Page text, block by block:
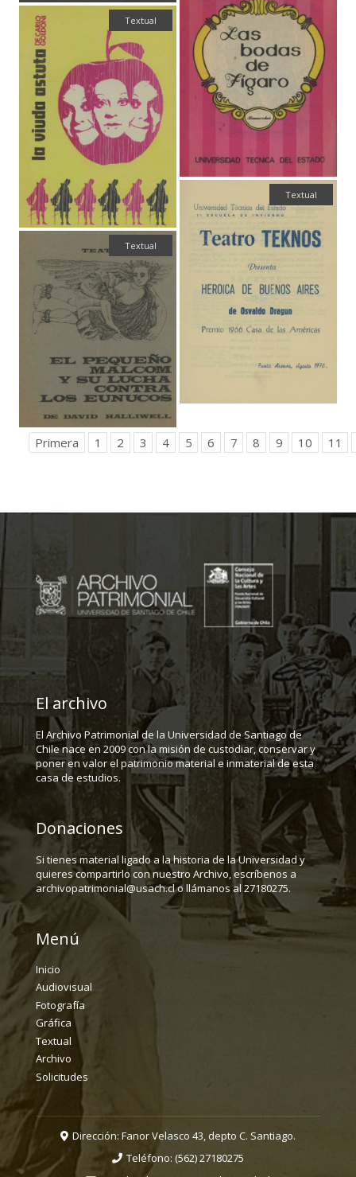
Textual
Textual
Textual
Primera 1 2 3 4 5 6 7 8 9 10 11
El archivo
El Archivo Patrimonial de la Universidad de Santiago de
Chile nace en 2009 con la misión de custodiar, conservar y
poner en valor el patrimonio material e inmaterial de esta
casa de estudios.
Donaciones
Si tienes material ligado a la historia de la Universidad y
quieres compartirlo con nuestro Archivo, escríbenos a
archivopatrimonial@usach.cl o llámanos al 27180275.
Menú
Inicio
Audiovisual
Fotografía
Gráfica
Textual
Archivo
Solicitudes
Dirección: Fanor Velasco 43, depto C. Santiago.
Teléfono: (562) 27180275